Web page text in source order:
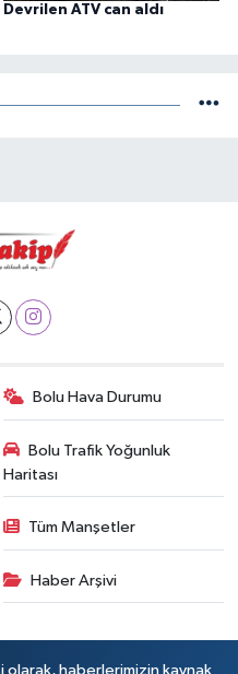
Devrilen ATV can aldı
Bolu Hava Durumu
Bolu Trafik Yoğunluk
Haritası
Tüm Manşetler
Haber Arşivi
olarak, haberlerimizin kaynak